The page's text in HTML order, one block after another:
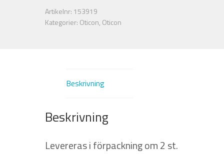
Försäljningsvillkor
Med
2,4
Artikelnr: 153919
Kategorier: Oticon, Oticon
Beskrivning
Beskrivning
Levereras i förpackning om 2 st.